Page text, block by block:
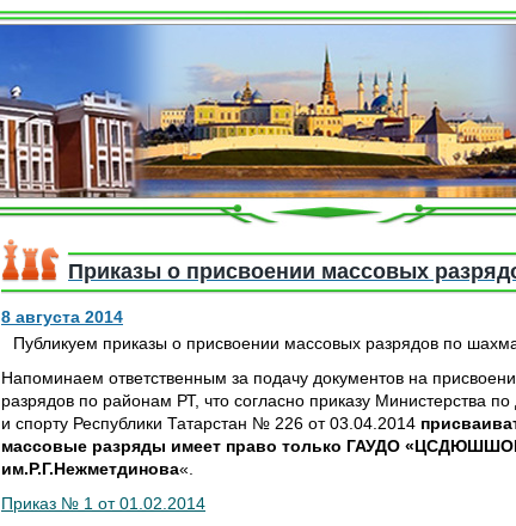
Приказы о присвоении массовых
8 августа 2014
Публикуем приказы о присвоении массовых разрядов по
Напоминаем ответственным за подачу документов на
разрядов по районам РТ, что согласно приказу Министерства
и спорту Республики Татарстан № 226 от 03.04.2014
массовые разряды имеет право только ГАУДО
им.Р.Г.Нежметдинова«.
Приказ № 1 от 01.02.2014